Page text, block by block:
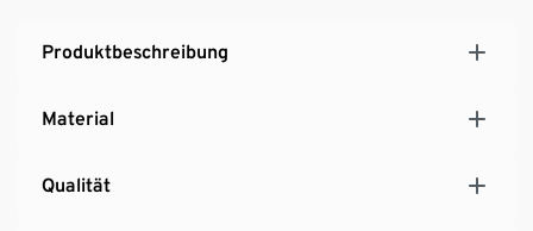
Produktbeschreibung
Material
Qualität